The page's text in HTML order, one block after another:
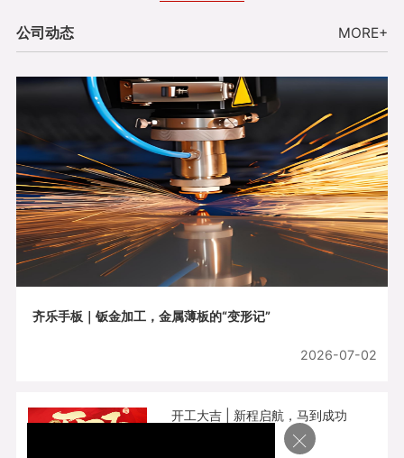
公司动态 MORE+
齐乐手板｜钣金加工，金属薄板的“变形记”
2026-07-02
开工大吉 | 新程启航，马到成功
×